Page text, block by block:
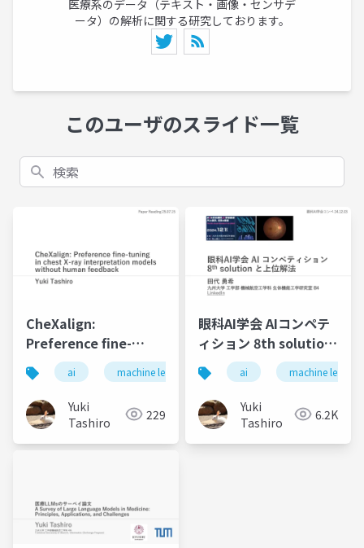
医療系のデータ（テキスト・画像・センサデ
ータ）の解析に関する研究しております。
このユーザのスライド一覧
検索
CheXalign:
Preference fine-
tuning in chest X-ray
interpretation
models without
human feedback
ai machine learning deep learning
Yuki
Tashiro
229
眼科AI学会 AIコンペテ
ィション 8th solution
と上位解法
ai machine
Yuki
Tashiro
6.2K